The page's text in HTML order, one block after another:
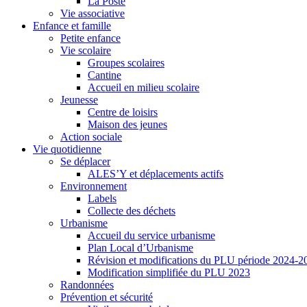
Vie associative
Enfance et famille
Petite enfance
Vie scolaire
Groupes scolaires
Cantine
Accueil en milieu scolaire
Jeunesse
Centre de loisirs
Maison des jeunes
Action sociale
Vie quotidienne
Se déplacer
ALES’Y et déplacements actifs
Environnement
Labels
Collecte des déchets
Urbanisme
Accueil du service urbanisme
Plan Local d’Urbanisme
Révision et modifications du PLU période 2024-
Modification simplifiée du PLU 2023
Randonnées
Prévention et sécurité